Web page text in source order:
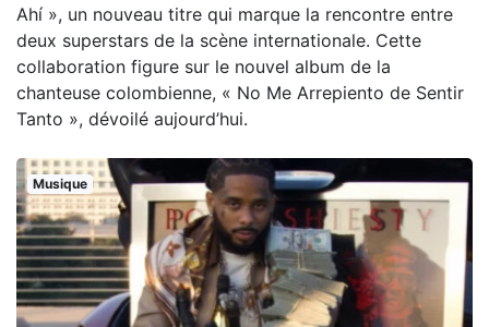
Ahí », un nouveau titre qui marque la rencontre entre
deux superstars de la scène internationale. Cette
collaboration figure sur le nouvel album de la
chanteuse colombienne, « No Me Arrepiento de Sentir
Tanto », dévoilé aujourd’hui.
Musique